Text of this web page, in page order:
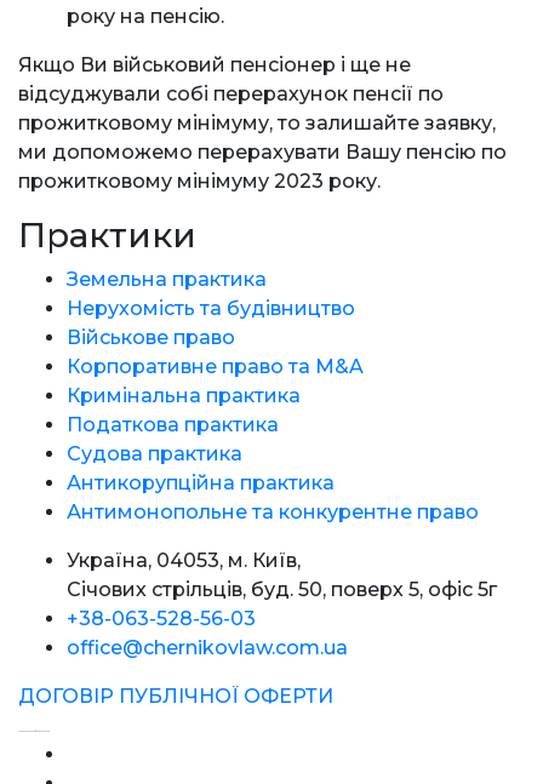
року на пенсію.
Якщо Ви військовий пенсіонер і ще не
відсуджували собі перерахунок пенсії по
прожитковому мінімуму, то залишайте заявку,
ми допоможемо перерахувати Вашу пенсію по
прожитковому мінімуму 2023 року.
Практики
Земельна практика
Нерухомість та будівництво
Військове право
Корпоративне право та M&A
Кримінальна практика
Податкова практика
Судова практика
Антикорупційна практика
Антимонопольне та конкурентне право
Україна, 04053, м. Київ,
Січових стрільців, буд. 50, поверх 5, офіс 5г
+38-063-528-56-03
office@chernikovlaw.com.ua
ДОГОВІР ПУБЛІЧНОЇ ОФЕРТИ